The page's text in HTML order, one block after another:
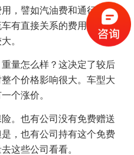
，譬如汽油费和通行费
有直接关系的费用。这个
。
量怎么样？这决定了较后
个价格影响很大。车型大
个涨价。
。也有公司没有免费赠送
，也有公司持有这个免费
这些公司看看。